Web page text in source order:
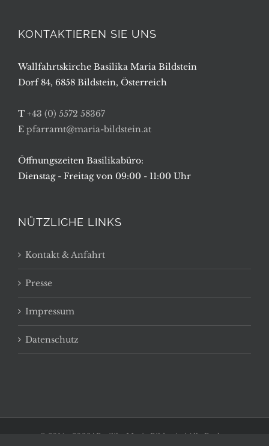
KONTAKTIEREN SIE UNS
Wallfahrtskirche Basilika Maria Bildstein
Dorf 84, 6858 Bildstein, Österreich
T +43 (0) 5572 58367
E pfarramt@maria-bildstein.at
Öffnungszeiten Basilikabüro:
Dienstag - Freitag von 09:00 - 11:00 Uhr
NÜTZLICHE LINKS
Kontakt & Anfahrt
Presse
Impressum
Datenschutz
© 2014 - 2026 | Basilika Maria Bildstein | Alle Rechte